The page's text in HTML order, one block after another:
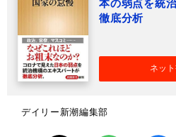
本の弱点を統
徹底分析
ネッ
デイリー新潮編集部